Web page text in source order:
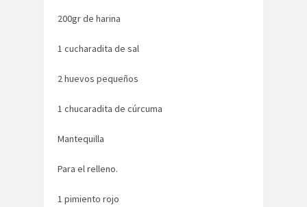
200gr de harina
1 cucharadita de sal
2 huevos pequeños
1 chucaradita de cúrcuma
Mantequilla
Para el relleno.
1 pimiento rojo